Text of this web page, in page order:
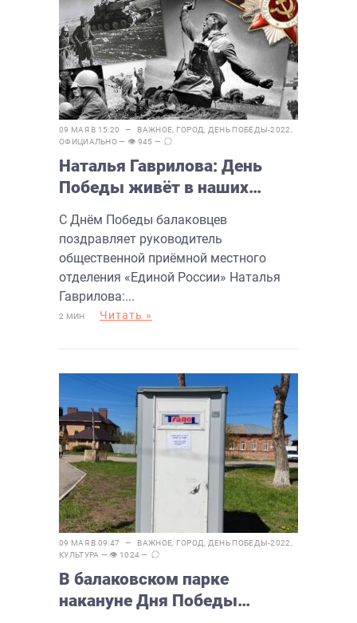
09 МАЯ В 15:20 — ВАЖНОЕ ГОРОД ДЕНЬ ПОБЕДЫ-2022
ОФИЦИАЛЬНО— 👁 945 —
Наталья Гаврилова: День
Победы живёт в наших
С Днём Победы балаковцев
поздравляет руководитель
общественной приёмной местного
отделения «Единой России» Наталья
Гаврилова:...
2 МИН Читать »
09 МАЯ В 09:47 — ВАЖНОЕ ГОРОД ДЕНЬ ПОБЕДЫ-2022
КУЛЬТУРА — 👁 1024 —
В балаковском парке
накануне Дня Победы